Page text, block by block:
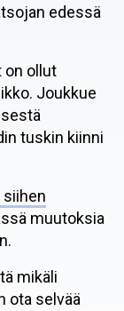
edessä
on ollut
Joukkue
tuskin kiinni
muutoksia
mikäli
ota selvää